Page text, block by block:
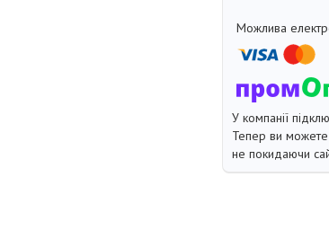
У компанії
Тепер ви можете
не покидаючи